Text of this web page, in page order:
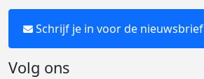
Schrijf je in voor de nieuwsbrief
Volg ons